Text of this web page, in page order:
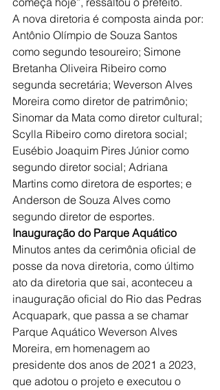
A nova diretoria é composta ainda por:
Antônio Olímpio de Souza Santos
como segundo tesoureiro; Simone
Bretanha Oliveira Ribeiro como
segunda secretária; Weverson Alves
Moreira como diretor de patrimônio;
Sinomar da Mata como diretor cultural;
Scylla Ribeiro como diretora social;
Eusébio Joaquim Pires Júnior como
segundo diretor social; Adriana
Martins como diretora de esportes; e
Anderson de Souza Alves como
segundo diretor de esportes.
Inauguração do Parque Aquático
Minutos antes da cerimônia oficial de
posse da nova diretoria, como último
ato da diretoria que sai, aconteceu a
inauguração oficial do Rio das Pedras
Acquapark, que passa a se chamar
Parque Aquático Weverson Alves
Moreira, em homenagem ao
presidente dos anos de 2021 a 2023,
que adotou o projeto e executou o